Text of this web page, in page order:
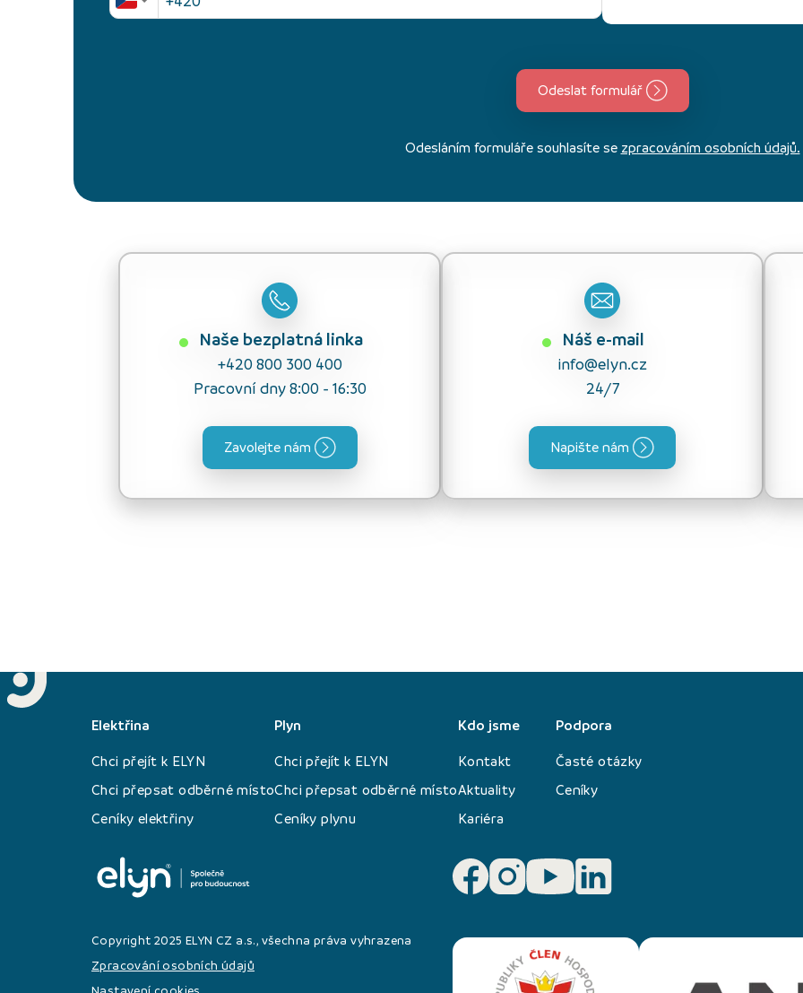
Odeslat formulář
Odesláním formuláře souhlasíte se zpracováním osobních údajů.
Naše bezplatná linka
+420 800 300 400
Pracovní dny 8:00 - 16:30
Zavolejte nám
Náš e-mail
info@elyn.cz
24/7
Napište nám
Elektřina
Chci přejít k ELYN
Chci přepsat odběrné místo
Ceníky elektřiny
Plyn
Chci přejít k ELYN
Chci přepsat odběrné místo
Ceníky plynu
Kdo jsme
Kontakt
Aktuality
Kariéra
Podpora
Časté otázky
Ceníky
Copyright 2025 ELYN CZ a.s., všechna práva vyhrazena
Zpracování osobních údajů